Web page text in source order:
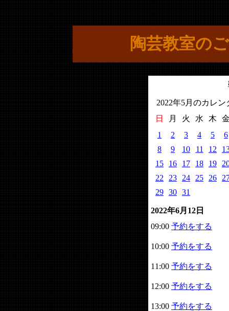
陶芸教室の
2022年5月のカレン
日
月 火 水 木
1
2 3 4 5
6
8
9 10 11 12
15
16 17 18 19
22
23 24 25 26
29 30 31
2022年6月12日
09:00 予約をする
10:00 予約をする
11:00 予約をする
12:00 予約をする
13:00 予約をする